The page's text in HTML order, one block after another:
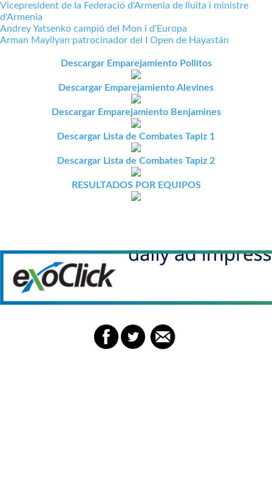
Vicepresident de la Federació d'Armenia de lluita i ministre
d'Armenia
Andrey Yatsenko campió del Mon i d'Europa
Arman Mayilyan patrocinador del I Open de Hayastán
Descargar Emparejamiento Pollitos
Descargar Emparejamiento Alevines
Descargar Emparejamiento Benjamines
Descargar Lista de Combates Tapiz 1
Descargar Lista de Combates Tapiz 2
RESULTADOS POR EQUIPOS